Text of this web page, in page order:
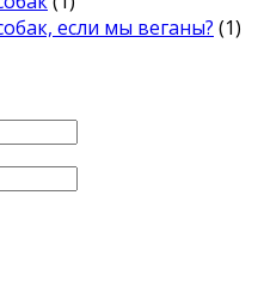
если мы веганы? (1)